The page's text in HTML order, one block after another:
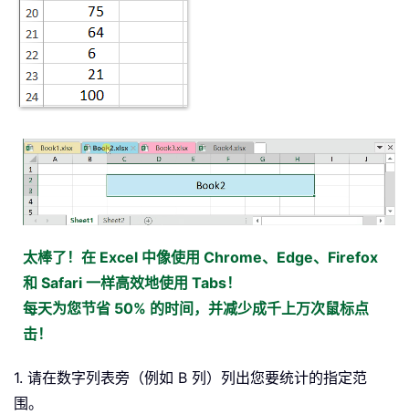
太棒了！在 Excel 中像使用 Chrome、Edge、Firefox
和 Safari 一样高效地使用 Tabs！
每天为您节省 50% 的时间，并减少成千上万次鼠标点
击！
1. 请在数字列表旁（例如 B 列）列出您要统计的指定范
围。